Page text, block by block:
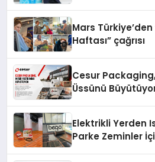
Mars
Haftası” çağrısı
Cesur Packaging,
Üssünü
Elektrikli Yerden
Parke Zeminler